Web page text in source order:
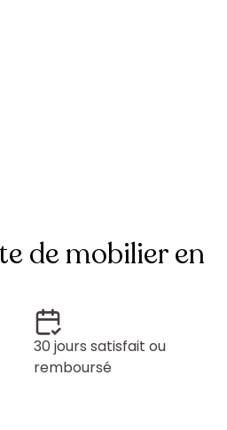
de mobilier en
30 jours satisfait ou
remboursé